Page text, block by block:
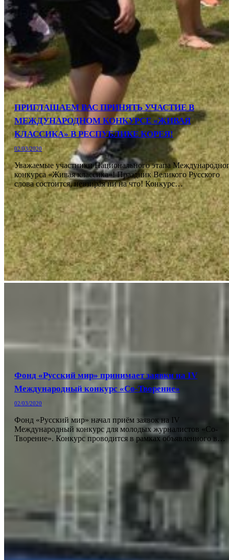
ПРИГЛАШАЕМ ВАС ПРИНЯТЬ УЧАСТИЕ В
МЕЖДУНАРОДНОМ КОНКУРСЕ «ЖИВАЯ
КЛАССИКА» В РЕСПУБЛИКЕ КОРЕЯ!
02/03/2020
Уважаемые участники Национального этапа
конкурса «Живая классика»! Праздник Великого Русского
слова состоится, невзирая ни на что! Конкурс…
Фонд «Русский мир» принимает заявки на IV
Международный конкурс «Со-Творение»
02/03/2020
Фонд «Русский мир» начал приём заявок на IV
Международный конкурс для молодых журналистов «Со-
Творение». Конкурс проводится в рамках объявленного в…